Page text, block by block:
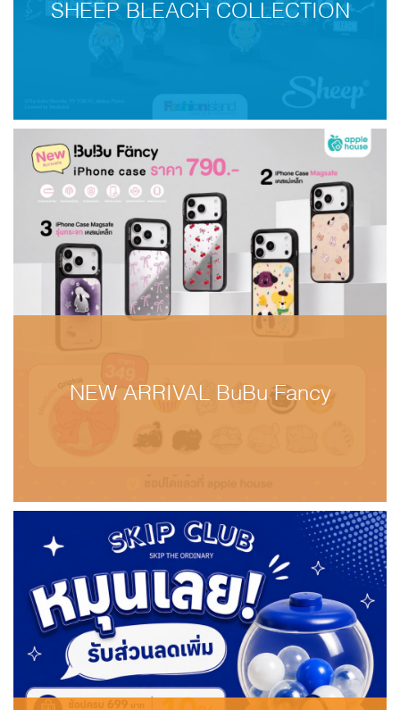
SHEEP BLEACH COLLECTION
NEW ARRIVAL BuBu Fancy